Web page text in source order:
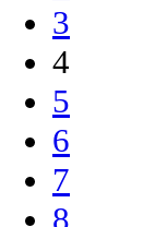
3
4
5
6
7
8